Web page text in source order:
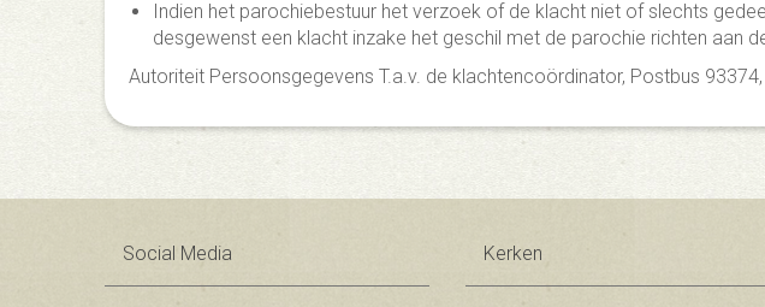
Indien het parochiebestuur het verzoek of de klacht niet of slechts
desgewenst een klacht inzake het geschil met de parochie richten aan
Autoriteit Persoonsgegevens T.a.v. de klachtencoördinator, Postbus 93374,
Social Media Kerken